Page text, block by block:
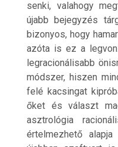
senki, valahogy
újabb bejegyzés
bizonyos, hogy
azóta is ez a
legracionálisabb
módszer, hiszen
felé kacsingat
őket és választ
asztrológia
értelmezhető